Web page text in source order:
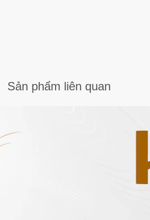
Sản phẩm liên quan